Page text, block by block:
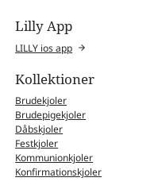
Lilly App
LILLY ios app
Kollektioner
Brudekjoler
Brudepigekjoler
Dåbskjoler
Festkjoler
Kommunionkjoler
Konfirmationskjoler